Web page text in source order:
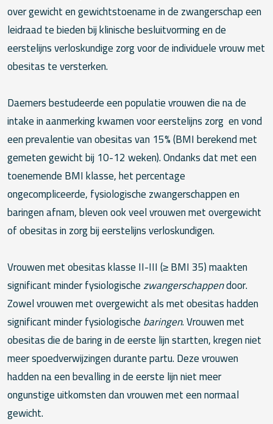
over gewicht en gewichtstoename in de zwangerschap een
leidraad te bieden bij klinische besluitvorming en de
eerstelijns verloskundige zorg voor de individuele vrouw met
obesitas te versterken.
Daemers bestudeerde een populatie vrouwen die na de
intake in aanmerking kwamen voor eerstelijns zorg en vond
een prevalentie van obesitas van 15% (BMI berekend met
gemeten gewicht bij 10-12 weken). Ondanks dat met een
toenemende BMI klasse, het percentage
ongecompliceerde, fysiologische zwangerschappen en
baringen afnam, bleven ook veel vrouwen met overgewicht
of obesitas in zorg bij eerstelijns verloskundigen.
Vrouwen met obesitas klasse II-III (≥ BMI 35) maakten
significant minder fysiologischezwangerschappendoor.
Zowel vrouwen met overgewicht als met obesitas hadden
significant minder fysiologischebaringen. Vrouwen met
obesitas die de baring in de eerste lijn startten, kregen niet
meer spoedverwijzingen durante partu. Deze vrouwen
hadden na een bevalling in de eerste lijn niet meer
ongunstige uitkomsten dan vrouwen met een normaal
gewicht.